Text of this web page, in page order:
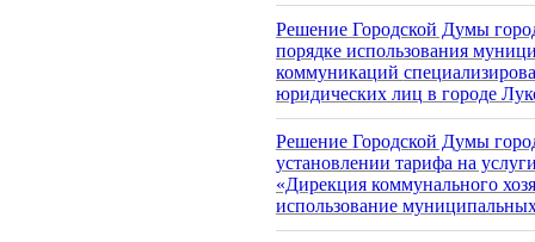
Решение Городской Думы
порядке использования
коммуникаций
юридических лиц в городе
Решение Городской Думы
установлении тарифа на
«Дирекция коммунального
использование